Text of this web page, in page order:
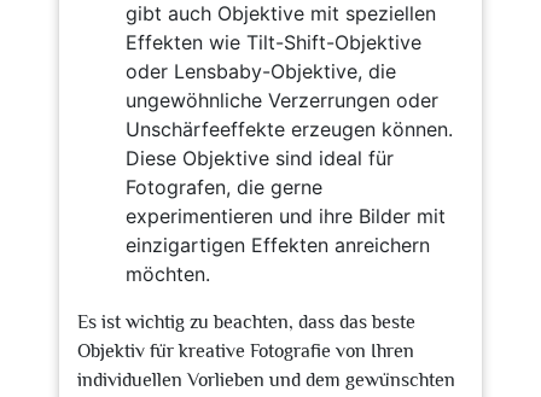
gibt auch Objektive mit speziellen
Effekten wie Tilt-Shift-Objektive
oder Lensbaby-Objektive, die
ungewöhnliche Verzerrungen oder
Unschärfeeffekte erzeugen können.
Diese Objektive sind ideal für
Fotografen, die gerne
experimentieren und ihre Bilder mit
einzigartigen Effekten anreichern
möchten.
Es ist wichtig zu beachten, dass das beste
Objektiv für kreative Fotografie von Ihren
individuellen Vorlieben und dem gewünschten